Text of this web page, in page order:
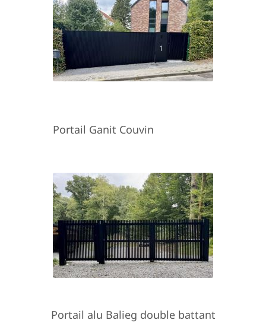
Portail Ganit Couvin
Portail alu Balieg double battant